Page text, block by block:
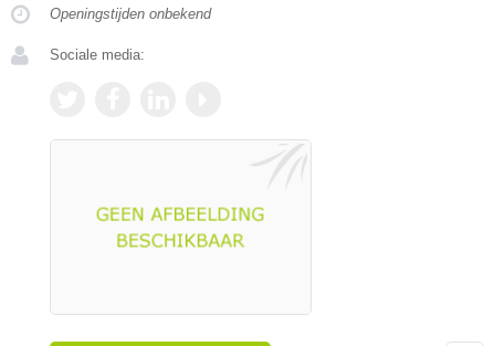
Openingstijden onbekend
Sociale media: